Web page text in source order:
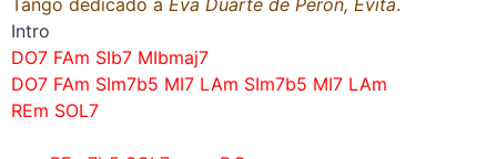
Tango dedicado a Eva Duarte de Perón, Evita.
Intro
DO7 FAm SIb7 MIbmaj7
DO7 FAm SIm7b5 MI7 LAm SIm7b5 MI7 LAm
REm SOL7